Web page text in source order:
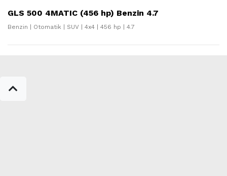
GLS 500 4MATIC (456 hp) Benzin 4.7
Benzin | Otomatik | SUV | 4x4 | 456 hp | 4.7